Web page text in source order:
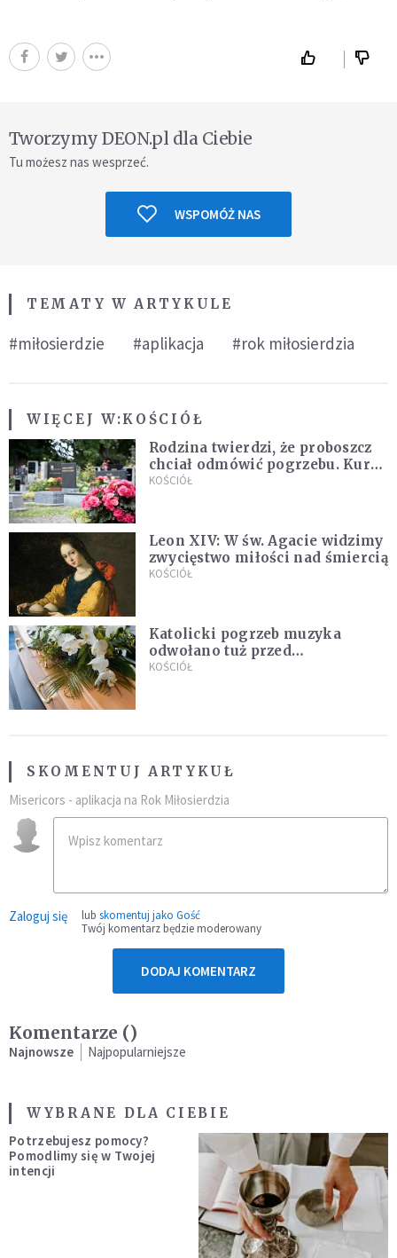
Tworzymy DEON.pl dla Ciebie
Tu możesz nas wesprzeć.
WSPOMÓŻ NAS
TEMATY W ARTYKULE
#miłosierdzie #aplikacja #rok miłosierdzia
WIĘCEJ W:KOŚCIÓŁ
Rodzina twierdzi, że proboszcz
chciał odmówić pogrzebu. Kuria
zapowiada wyjaśnienia
KOŚCIÓŁ
Leon XIV: W św. Agacie widzimy
zwycięstwo miłości nad śmiercią
KOŚCIÓŁ
Katolicki pogrzeb muzyka
odwołano tuż przed
uroczystością. Powodem była
KOŚCIÓŁ
SKOMENTUJ ARTYKUŁ
Misericors - aplikacja na Rok Miłosierdzia
Zaloguj się lub skomentuj jako Gość
Twój komentarz będzie moderowany
DODAJ KOMENTARZ
Komentarze ()
Najnowsze Najpopularniejsze
WYBRANE DLA CIEBIE
Potrzebujesz pomocy?
Pomodlimy się w Twojej
intencji